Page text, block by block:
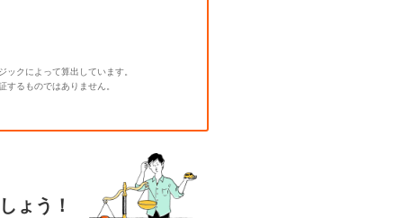
クによって算出しています。
るものではありません。
ょう！